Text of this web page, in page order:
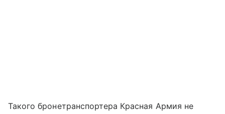
Такого бронетранспортера Красная Армия не